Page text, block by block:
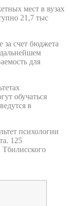
мест в вузах
21,7 тыс
счет бюджета
для
обучаться
в
психологии
125